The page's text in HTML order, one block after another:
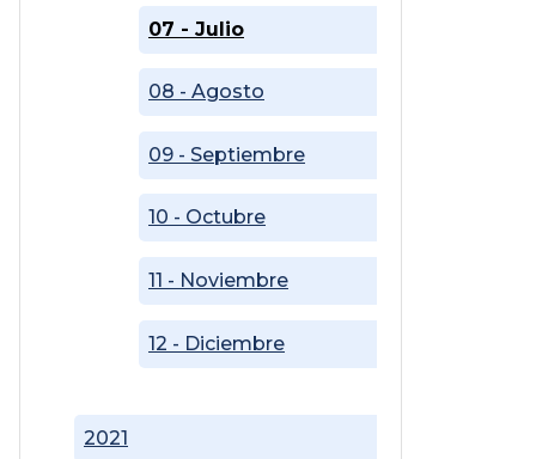
07 - Julio
08 - Agosto
09 - Septiembre
10 - Octubre
11 - Noviembre
12 - Diciembre
2021